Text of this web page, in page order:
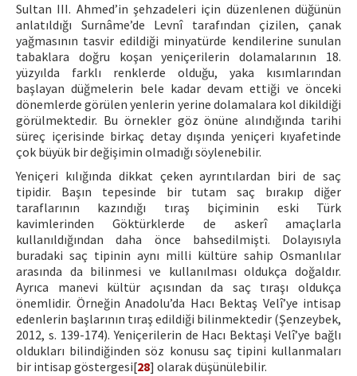
Sultan III. Ahmed’in şehzadeleri için düzenlenen düğünün
anlatıldığı Surnâme’de Levnî tarafından çizilen, çanak
yağmasının tasvir edildiği minyatürde kendilerine sunulan
tabaklara doğru koşan yeniçerilerin dolamalarının 18.
yüzyılda farklı renklerde olduğu, yaka kısımlarından
başlayan düğmelerin bele kadar devam ettiği ve önceki
dönemlerde görülen yenlerin yerine dolamalara kol dikildiği
görülmektedir. Bu örnekler göz önüne alındığında tarihi
süreç içerisinde birkaç detay dışında yeniçeri kıyafetinde
çok büyük bir değişimin olmadığı söylenebilir.
Yeniçeri kılığında dikkat çeken ayrıntılardan biri de saç
tipidir. Başın tepesinde bir tutam saç bırakıp diğer
taraflarının kazındığı tıraş biçiminin eski Türk
kavimlerinden Göktürklerde de askerî amaçlarla
kullanıldığından daha önce bahsedilmişti. Dolayısıyla
buradaki saç tipinin aynı milli kültüre sahip Osmanlılar
arasında da bilinmesi ve kullanılması oldukça doğaldır.
Ayrıca manevi kültür açısından da saç tıraşı oldukça
önemlidir. Örneğin Anadolu’da Hacı Bektaş Velî’ye intisap
edenlerin başlarının tıraş edildiği bilinmektedir (Şenzeybek,
2012, s. 139-174). Yeniçerilerin de Hacı Bektaşi Velî’ye bağlı
oldukları bilindiğinden söz konusu saç tipini kullanmaları
bir intisap göstergesi[28] olarak düşünülebilir.